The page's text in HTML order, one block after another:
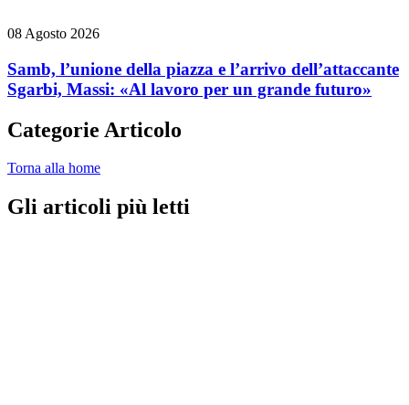
08 Agosto 2026
Samb, l’unione della piazza e l’arrivo dell’attaccante
Sgarbi, Massi: «Al lavoro per un grande futuro»
Categorie Articolo
Torna alla home
Gli articoli più letti